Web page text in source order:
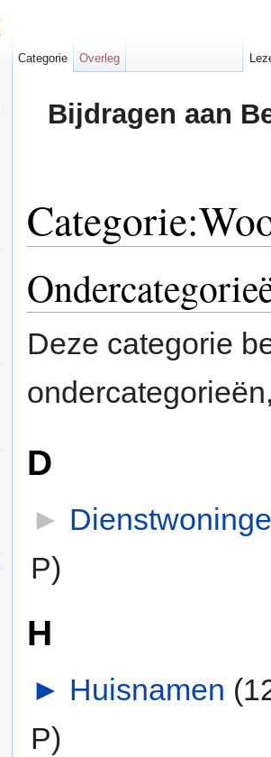
Bijdragen aan
Deze categorie
D
►
P)
H
► Huisnamen
P)
Categorie Overleg